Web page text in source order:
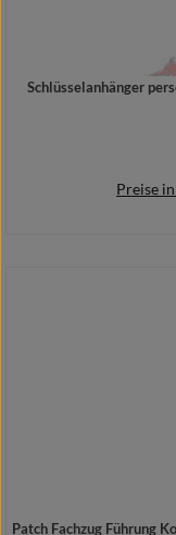
Schlüsselanhänger
Preise
Patch Fachzug Führung